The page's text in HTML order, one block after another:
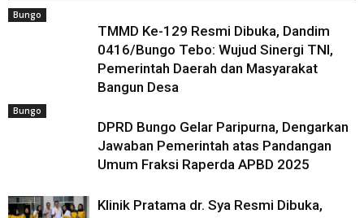
Bungo
TMMD Ke-129 Resmi Dibuka, Dandim
0416/Bungo Tebo: Wujud Sinergi TNI,
Pemerintah Daerah dan Masyarakat
Bangun Desa
Bungo
DPRD Bungo Gelar Paripurna, Dengarkan
Jawaban Pemerintah atas Pandangan
Umum Fraksi Raperda APBD 2025
Klinik Pratama dr. Sya Resmi Dibuka,